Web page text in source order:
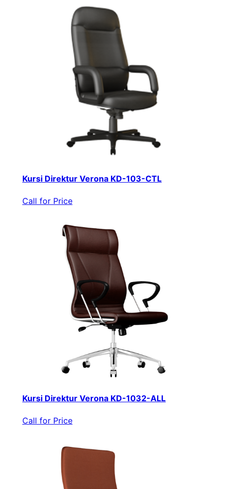
Kursi Direktur Verona KD-103-CTL
Call for Price
Kursi Direktur Verona KD-1032-ALL
Call for Price